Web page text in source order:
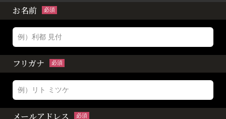
お名前 必須
フリガナ 必須
メールアドレス 必須